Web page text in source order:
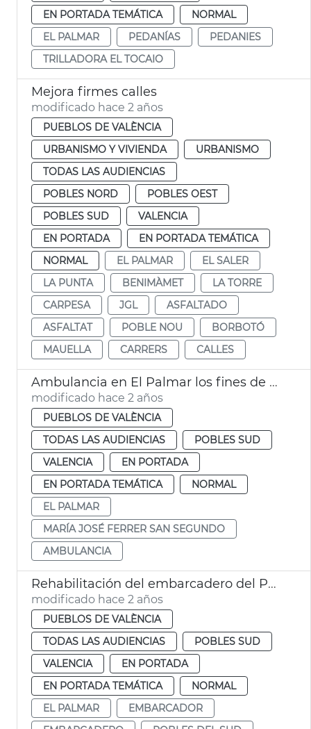
EN PORTADA TEMÁTICA
NORMAL
EL PALMAR
PEDANÍAS
PEDANIES
TRILLADORA EL TOCAIO
Mejora firmes calles
modificado hace 2 años
PUEBLOS DE VALÈNCIA
URBANISMO Y VIVIENDA
URBANISMO
TODAS LAS AUDIENCIAS
POBLES NORD
POBLES OEST
POBLES SUD
VALENCIA
EN PORTADA
EN PORTADA TEMÁTICA
NORMAL
EL PALMAR
EL SALER
LA PUNTA
BENIMÀMET
LA TORRE
CARPESA
JGL
ASFALTADO
ASFALTAT
POBLE NOU
BORBOTÓ
MAUELLA
CARRERS CALLES
Ambulancia en El Palmar los fines de semana
modificado hace 2 años
PUEBLOS DE VALÈNCIA
TODAS LAS AUDIENCIAS
POBLES SUD
VALENCIA
EN PORTADA
EN PORTADA TEMÁTICA
NORMAL
EL PALMAR
MARÍA JOSÉ FERRER SAN SEGUNDO
AMBULANCIA
Rehabilitación del embarcadero del Palmar
modificado hace 2 años
PUEBLOS DE VALÈNCIA
TODAS LAS AUDIENCIAS
POBLES SUD
VALENCIA
EN PORTADA
EN PORTADA TEMÁTICA
NORMAL
EL PALMAR
EMBARCADOR